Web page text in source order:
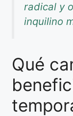
radical y
inquilino
Qué